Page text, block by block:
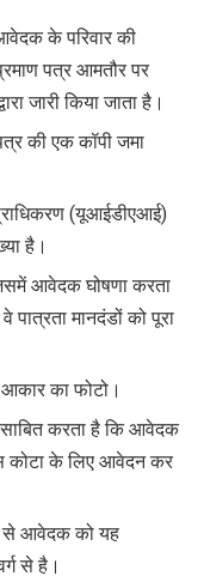
के परिवार की
पत्र आमतौर पर
जारी किया जाता है।
की एक कॉपी जमा
(यूआईडीएआई)
है।
आवेदक घोषणा करता
मानदंडों को पूरा
का फोटो।
करता है कि आवेदक
कोटा के लिए आवेदन कर
से आवेदक को यह
से है।